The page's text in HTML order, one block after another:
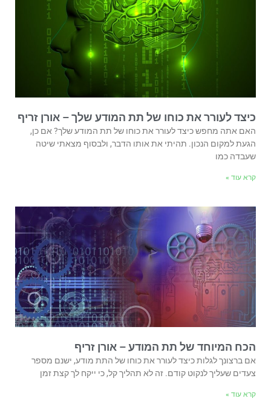
כיצד לעורר את כוחו של תת המודע שלך – אורן זריף
האם אתה מחפש כיצד לעורר את כוחו של תת המודע שלך? אם כן,
הגעת למקום הנכון. תהיתי את אותו הדבר, ולבסוף מצאתי שיטה
שעבדה כמו
קרא עוד »
הכח המיוחד של תת המודע – אורן זריף
אם ברצונך לגלות כיצד לעורר את כוחו של התת מודע, ישנם מספר
צעדים שעליך לנקוט קודם. זה לא תהליך קל, כי ייקח לך קצת זמן
קרא עוד »